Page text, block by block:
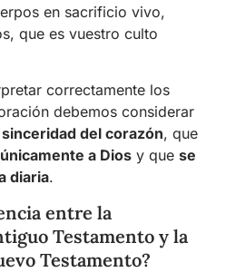
en sacrificio vivo,
que es vuestro culto
correctamente los
debemos considerar
sinceridad del corazón, que
únicamente a Dios y que se
diaria.
entre la
Testamento y la
Testamento?